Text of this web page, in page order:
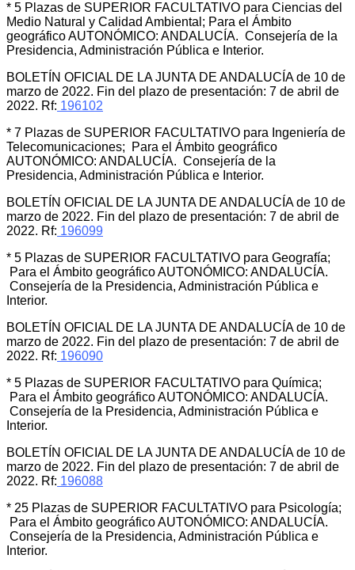
* 5 Plazas de SUPERIOR FACULTATIVO para Ciencias del
Medio Natural y Calidad Ambiental; Para el Ámbito
geográfico AUTONÓMICO: ANDALUCÍA. Consejería de la
Presidencia, Administración Pública e Interior.
BOLETÍN OFICIAL DE LA JUNTA DE ANDALUCÍA de 10 de
marzo de 2022. Fin del plazo de presentación: 7 de abril de
2022. Rf: 196102
* 7 Plazas de SUPERIOR FACULTATIVO para Ingeniería de
Telecomunicaciones; Para el Ámbito geográfico
AUTONÓMICO: ANDALUCÍA. Consejería de la
Presidencia, Administración Pública e Interior.
BOLETÍN OFICIAL DE LA JUNTA DE ANDALUCÍA de 10 de
marzo de 2022. Fin del plazo de presentación: 7 de abril de
2022. Rf: 196099
* 5 Plazas de SUPERIOR FACULTATIVO para Geografía;
Para el Ámbito geográfico AUTONÓMICO: ANDALUCÍA.
Consejería de la Presidencia, Administración Pública e
Interior.
BOLETÍN OFICIAL DE LA JUNTA DE ANDALUCÍA de 10 de
marzo de 2022. Fin del plazo de presentación: 7 de abril de
2022. Rf: 196090
* 5 Plazas de SUPERIOR FACULTATIVO para Química;
Para el Ámbito geográfico AUTONÓMICO: ANDALUCÍA.
Consejería de la Presidencia, Administración Pública e
Interior.
BOLETÍN OFICIAL DE LA JUNTA DE ANDALUCÍA de 10 de
marzo de 2022. Fin del plazo de presentación: 7 de abril de
2022. Rf: 196088
* 25 Plazas de SUPERIOR FACULTATIVO para Psicología;
Para el Ámbito geográfico AUTONÓMICO: ANDALUCÍA.
Consejería de la Presidencia, Administración Pública e
Interior.